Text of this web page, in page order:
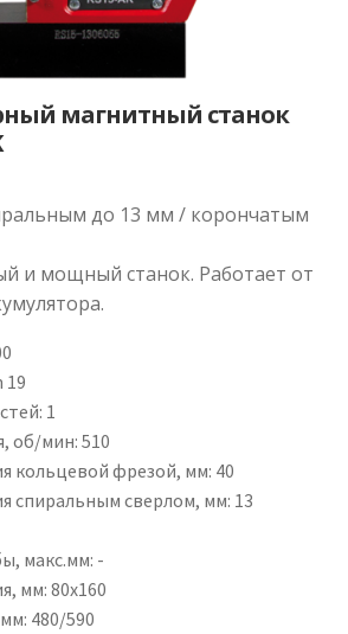
магнитный станок
до 13 мм / корончатым
и мощный станок. Работает от
19
: 1
об/мин: 510
кольцевой фрезой, мм: 40
спиральным сверлом, мм: 13
макс.мм: -
мм: 80х160
: 480/590